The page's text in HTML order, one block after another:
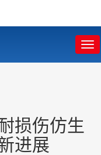
损伤仿生
进展